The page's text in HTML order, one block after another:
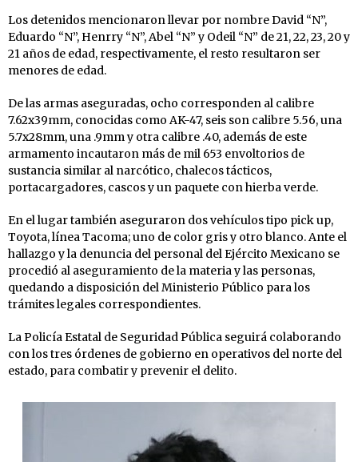
Los detenidos mencionaron llevar por nombre David “N”,
Eduardo “N”, Henrry “N”, Abel “N” y Odeil “N” de 21, 22, 23, 20 y
21 años de edad, respectivamente, el resto resultaron ser
menores de edad.
De las armas aseguradas, ocho corresponden al calibre
7.62x39mm, conocidas como AK-47, seis son calibre 5.56, una
5.7x28mm, una .9mm y otra calibre .40, además de este
armamento incautaron más de mil 653 envoltorios de
sustancia similar al narcótico, chalecos tácticos,
portacargadores, cascos y un paquete con hierba verde.
En el lugar también aseguraron dos vehículos tipo pick up,
Toyota, línea Tacoma; uno de color gris y otro blanco. Ante el
hallazgo y la denuncia del personal del Ejército Mexicano se
procedió al aseguramiento de la materia y las personas,
quedando a disposición del Ministerio Público para los
trámites legales correspondientes.
La Policía Estatal de Seguridad Pública seguirá colaborando
con los tres órdenes de gobierno en operativos del norte del
estado, para combatir y prevenir el delito.